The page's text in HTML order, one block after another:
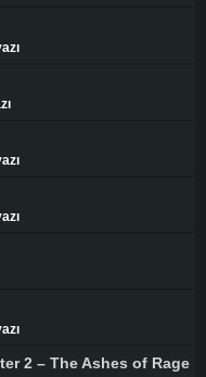
2 – The Ashes of Rage